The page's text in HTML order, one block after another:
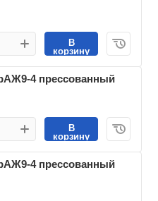
В
корзину
4 прессованный
В
корзину
4 прессованный